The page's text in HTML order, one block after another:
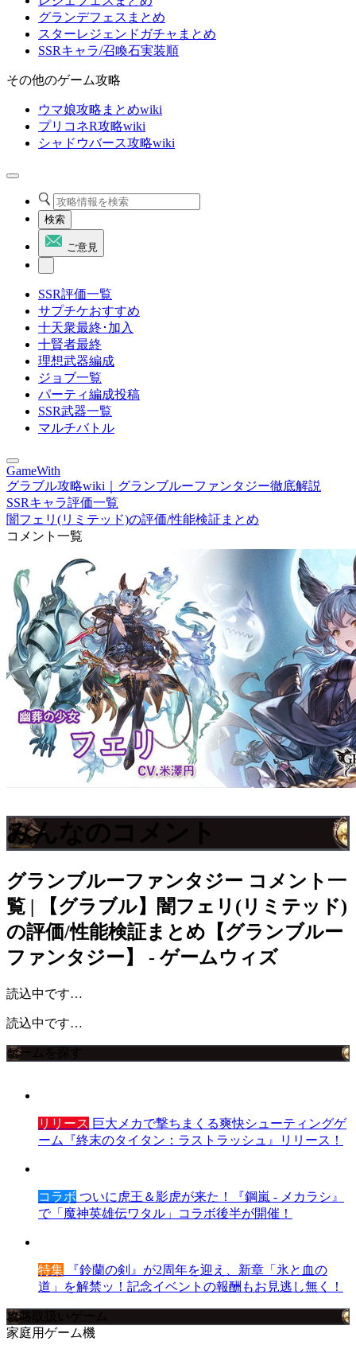
グランデフェスまとめ
スターレジェンドガチャまとめ
SSRキャラ/召喚石実装順
その他のゲーム攻略
ウマ娘攻略まとめwiki
プリコネR攻略wiki
シャドウバース攻略wiki
検索
ご意見
SSR評価一覧
サプチケおすすめ
十天衆最終･加入
十賢者最終
理想武器編成
ジョブ一覧
パーティ編成投稿
SSR武器一覧
マルチバトル
GameWith
グラブル攻略wiki｜グランブルーファンタジー徹底解説
SSRキャラ評価一覧
闇フェリ(リミテッド)の評価/性能検証まとめ
コメント一覧
みんなのコメント
グランブルーファンタジー コメント一
覧 | 【グラブル】闇フェリ(リミテッド)
の評価/性能検証まとめ【グランブルー
ファンタジー】 - ゲームウィズ
読込中です…
読込中です…
ゲームを探す
リリース 巨大メカで撃ちまくる爽快シューティングゲ
ーム『終末のタイタン：ラストラッシュ』リリース！
コラボ ついに虎王＆影虎が来た！『鋼嵐 - メカラシ』
で「魔神英雄伝ワタル」コラボ後半が開催！
特集 『鈴蘭の剣』が2周年を迎え、新章「氷と血の
道」を解禁ッ！記念イベントの報酬もお見逃し無く！
攻略取扱いゲーム
家庭用ゲーム機